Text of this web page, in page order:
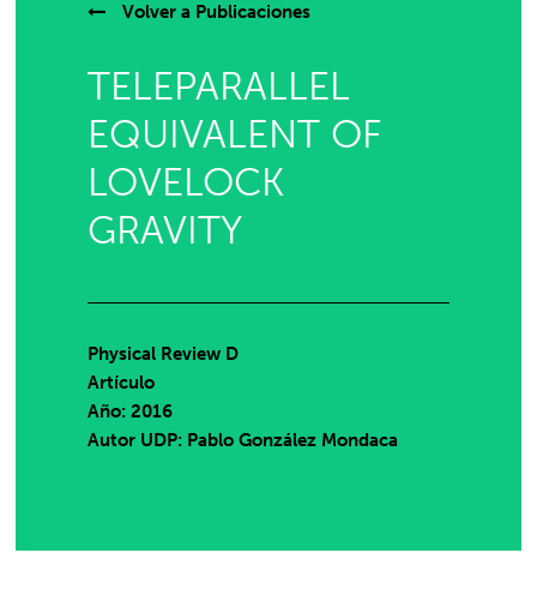
Volver a Publicaciones
TELEPARALLEL
EQUIVALENT OF
LOVELOCK
GRAVITY
Physical Review D
Artículo
Año: 2016
Autor UDP: Pablo González Mondaca